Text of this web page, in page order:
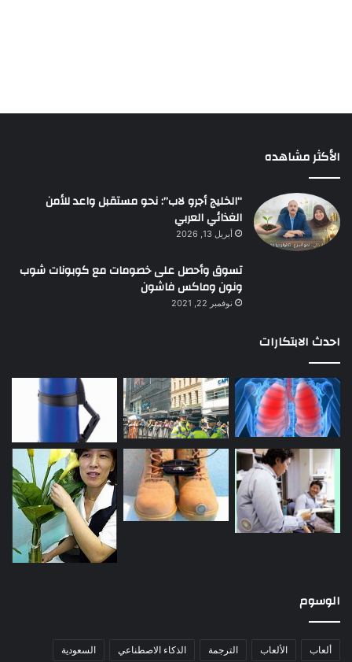
الأكثر مشاهده
“الخليج أجرو لاب”: نحو مستقبل واعد للأمن
الغذائي العربي
أبريل 13, 2026
تسوق وأحصل على خصومات مع كوبونات شوب
ونون وماكس فاشون
نوفمبر 22, 2021
احدث الابتكارات
الوسوم
ألعاب الألعاب الترجمة الذكاء الاصطناعي السعودية